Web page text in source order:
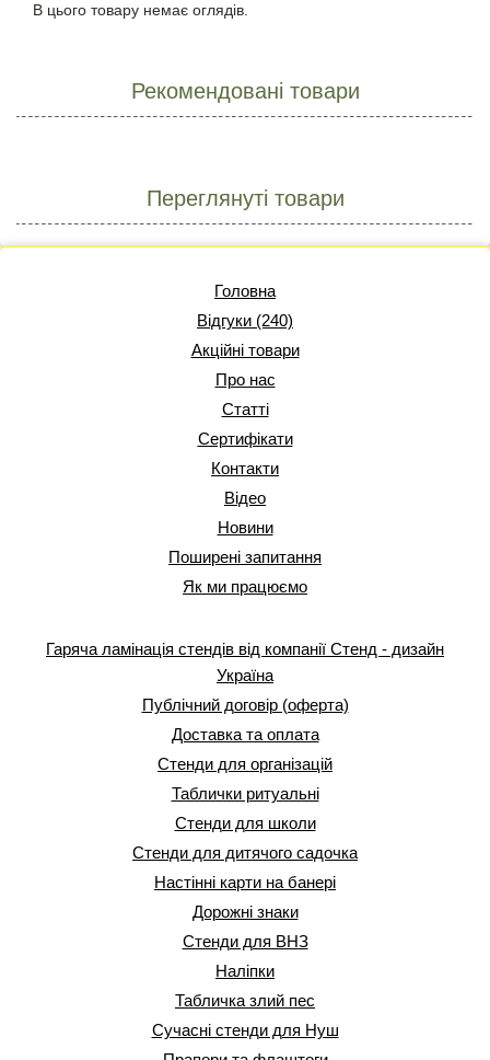
В цього товару немає оглядів.
Рекомендовані товари
Переглянуті товари
Головна
Відгуки (240)
Акційні товари
Про нас
Статті
Сертифікати
Контакти
Відео
Новини
Поширені запитання
Як ми працюємо
Гаряча ламінація стендів від компанії Стенд - дизайн
Україна
Публічний договір (оферта)
Доставка та оплата
Стенди для організацій
Таблички ритуальні
Стенди для школи
Стенди для дитячого садочка
Настінні карти на банері
Дорожні знаки
Стенди для ВНЗ
Наліпки
Табличка злий пес
Сучасні стенди для Нуш